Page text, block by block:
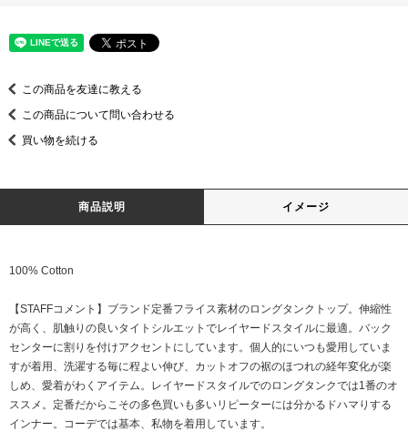
この商品を友達に教える
この商品について問い合わせる
買い物を続ける
商品説明 イメージ
100% Cotton
【STAFFコメント】ブランド定番フライス素材のロングタンクトップ。伸縮性
が高く、肌触りの良いタイトシルエットでレイヤードスタイルに最適。バック
センターに割りを付けアクセントにしています。個人的にいつも愛用していま
すが着用、洗濯する毎に程よい伸び、カットオフの裾のほつれの経年変化が楽
しめ、愛着がわくアイテム。レイヤードスタイルでのロングタンクでは1番のオ
ススメ。定番だからこその多色買いも多いリピーターには分かるドハマりする
インナー。コーデでは基本、私物を着用しています。